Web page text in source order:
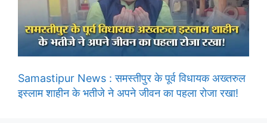
Samastipur News : समस्तीपुर के पूर्व विधायक अख्तरुल
इस्लाम शाहीन के भतीजे ने अपने जीवन का पहला रोजा रखा!